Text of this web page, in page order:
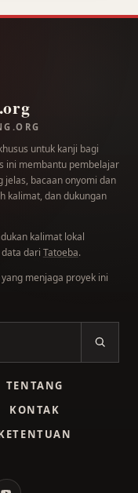
untuk kanji bagi
ini membantu pembelajar
bacaan onyomi dan
kalimat, dan dukungan
kalimat lokal
dari Tatoeba.
yang menjaga proyek ini
TENTANG
KONTAK